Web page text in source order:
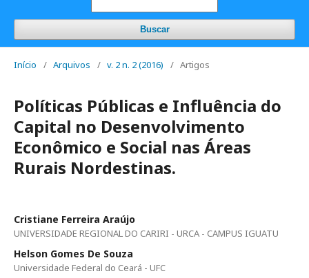
Buscar
Início / Arquivos / v. 2 n. 2 (2016) / Artigos
Políticas Públicas e Influência do
Capital no Desenvolvimento
Econômico e Social nas Áreas
Rurais Nordestinas.
Cristiane Ferreira Araújo
UNIVERSIDADE REGIONAL DO CARIRI - URCA - CAMPUS IGUATU
Helson Gomes De Souza
Universidade Federal do Ceará - UFC